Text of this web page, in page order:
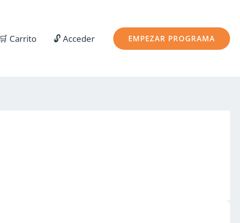
🛒 Carrito 🔓 Acceder EMPEZAR PROGRAMA